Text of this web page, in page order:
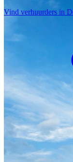
Vind verhuurders in